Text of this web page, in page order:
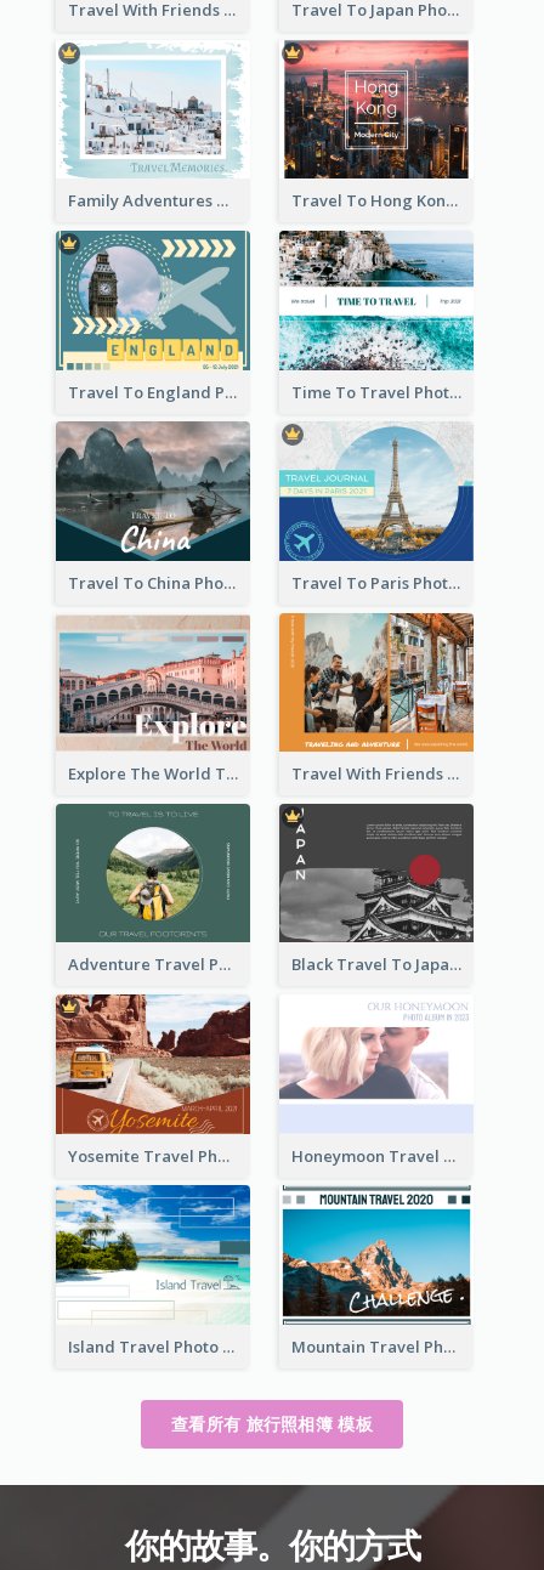
Travel With Friends Photo Book Travel To Japan Photo Book
Family Adventures Travel Photo Book Travel To Hong Kong Photo Book
Travel To England Photo Book Time To Travel Photo Book
Travel To China Photo Book Travel To Paris Photo Book
Explore The World Travel Photo Book Travel With Friends Photo Book
Adventure Travel Photo Book Black Travel To Japan Photo Book
Yosemite Travel Photo Book Honeymoon Travel Photo Book
Island Travel Photo Book Mountain Travel Photo Book
查看所有 旅行照相簿 模板
你的故事。你的方式